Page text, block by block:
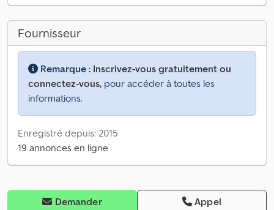
Fournisseur
Remarque : Inscrivez-vous gratuitement ou
connectez-vous, pour accéder à toutes les
informations.
Enregistré depuis: 2015
19 annonces en ligne
Demander Appel